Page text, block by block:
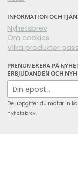
INFORMATION OCH
Nyhetsbrev
Om cookies
Vilka produkter
PRENUMERERA PÅ
ERBJUDANDEN OCH
E-
postadress
De uppgifter du matar in
nyhetsbrev.